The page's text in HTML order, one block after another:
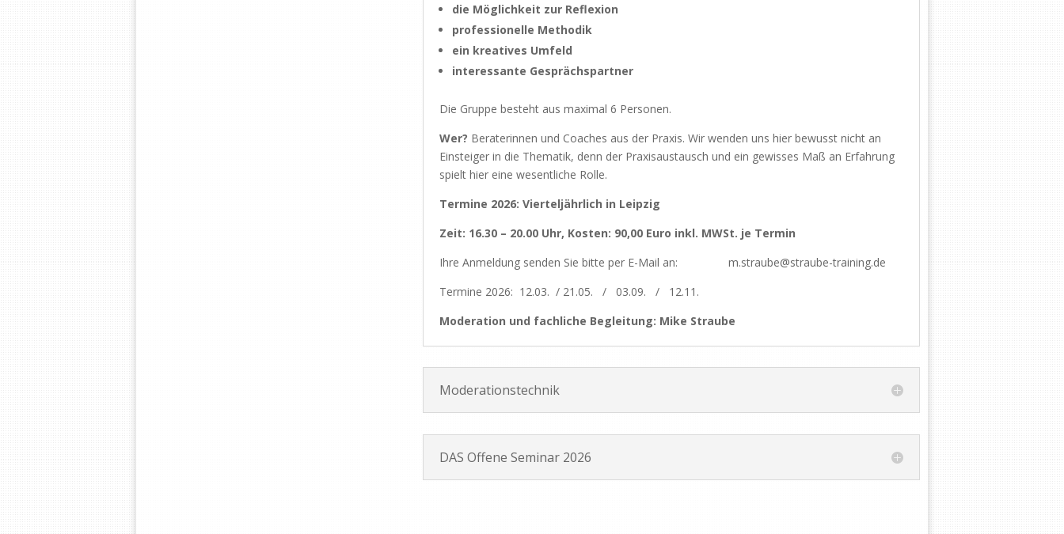
die Möglichkeit zur Reflexion
professionelle Methodik
ein kreatives Umfeld
interessante Gesprächspartner
Die Gruppe besteht aus maximal 6 Personen.
Wer? Beraterinnen und Coaches aus der Praxis. Wir wenden uns hier bewusst nicht an
Einsteiger in die Thematik, denn der Praxisaustausch und ein gewisses Maß an Erfahrung
spielt hier eine wesentliche Rolle.
Termine 2026: Vierteljährlich in Leipzig
Zeit: 16.30 – 20.00 Uhr, Kosten: 90,00 Euro inkl. MWSt. je Termin
Ihre Anmeldung senden Sie bitte per E-Mail an: m.straube@straube-training.de
Termine 2026: 12.03. / 21.05. / 03.09. / 12.11.
Moderation und fachliche Begleitung: Mike Straube
Moderationstechnik
DAS Offene Seminar 2026